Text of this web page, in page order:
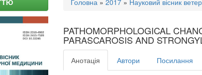
тут
Головна » 2017 » Науковий вісник
PATHOMORPHOLOGICAL
PARASCAROSIS AND
Анотація Автори Посилання